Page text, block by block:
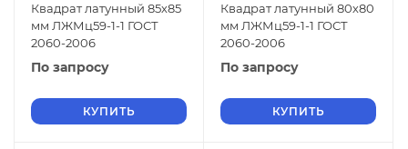
Квадрат латунный 85х85
мм ЛЖМц59-1-1 ГОСТ
2060-2006
По запросу
КУПИТЬ
Квадрат латунный 80х80
мм ЛЖМц59-1-1 ГОСТ
2060-2006
По запросу
КУПИТЬ